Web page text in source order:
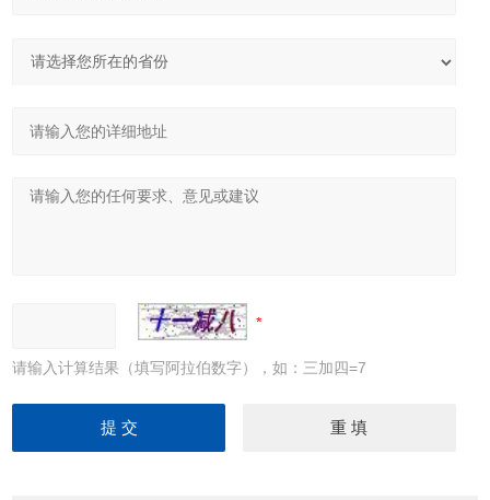
请输入计算结果（填写阿拉伯数字），如：三加四=7